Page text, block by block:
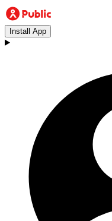
Install App